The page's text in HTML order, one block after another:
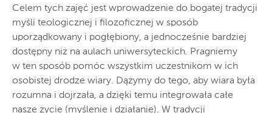
Celem tych zajęć jest wprowadzenie do bogatej tradycji
myśli teologicznej i filozoficznej w sposób
uporządkowany i pogłębiony, a jednocześnie bardziej
dostępny niż na aulach uniwersyteckich. Pragniemy
w ten sposób pomóc wszystkim uczestnikom w ich
osobistej drodze wiary. Dążymy do tego, aby wiara była
rozumna i dojrzała, a dzięki temu integrowała całe
nasze życie (myślenie i działanie). W tradycji